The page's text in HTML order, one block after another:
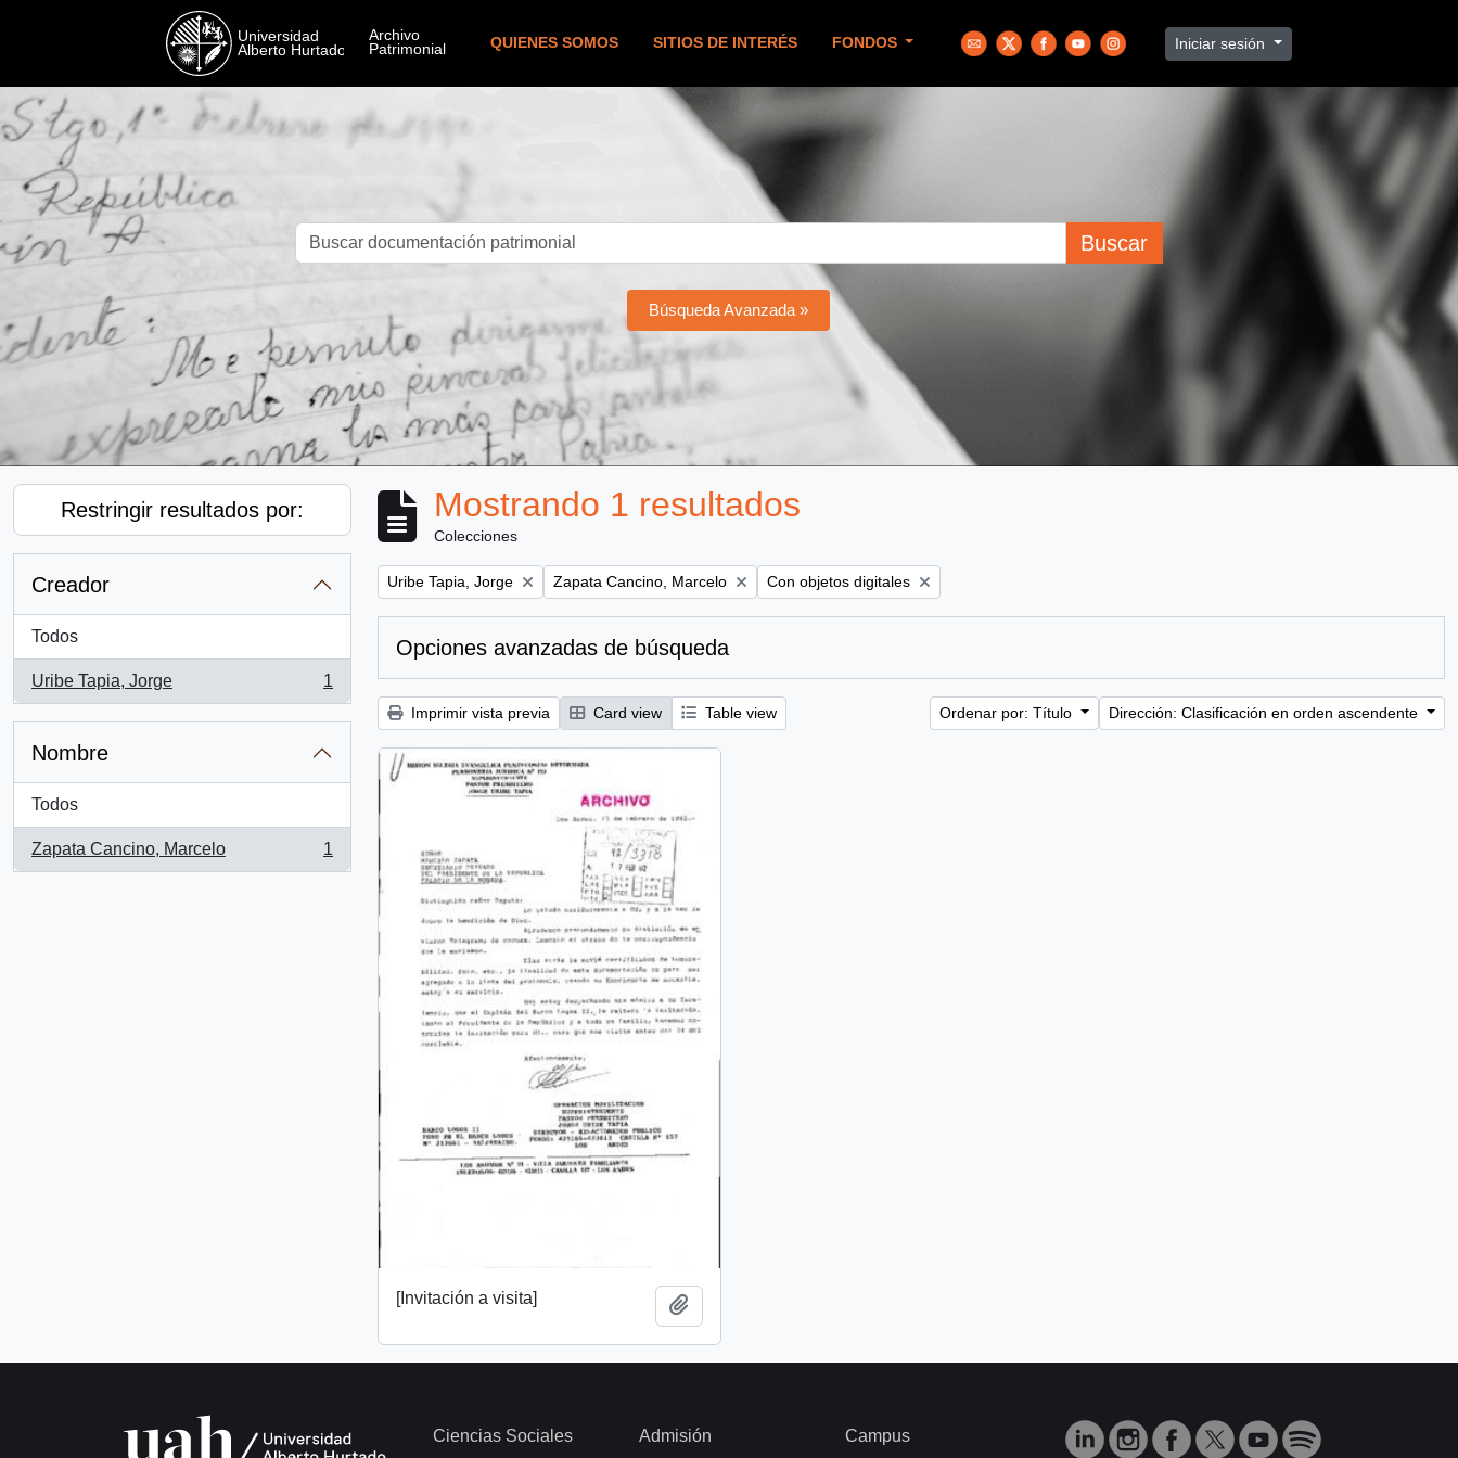
QUIENES SOMOS SITIOS DE INTERÉS FONDOS Iniciar sesión
Buscar
Búsqueda Avanzada »
Restringir resultados por:
Creador
Todos
Uribe Tapia, Jorge
, 1 resultados
1
Nombre
Todos
Zapata Cancino, Marcelo
, 1 resultados
1
Mostrando 1 resultados
Colecciones
Remove filter:
Uribe Tapia, Jorge Remove filter:
Zapata Cancino, Marcelo Remove filter:
Con objetos digitales
Opciones avanzadas de búsqueda
Imprimir vista previa Card view Table view Ordenar por: Título Dirección: Clasificación en orden ascendente
[Invitación a visita]
Ciencias Sociales Admisión Campus